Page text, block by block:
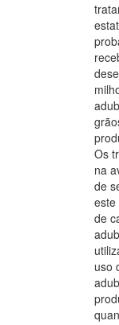
Os
na
de
este
de
uso